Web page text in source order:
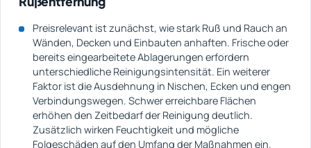
Preisrelevant ist zunächst, wie stark Ruß und Rauch an
Wänden, Decken und Einbauten anhaften. Frische oder
bereits eingearbeitete Ablagerungen erfordern
unterschiedliche Reinigungsintensität. Ein weiterer
Faktor ist die Ausdehnung in Nischen, Ecken und engen
Verbindungswegen. Schwer erreichbare Flächen
erhöhen den Zeitbedarf der Reinigung deutlich.
Zusätzlich wirken Feuchtigkeit und mögliche
Folgeschäden auf den Umfang der Maßnahmen ein.